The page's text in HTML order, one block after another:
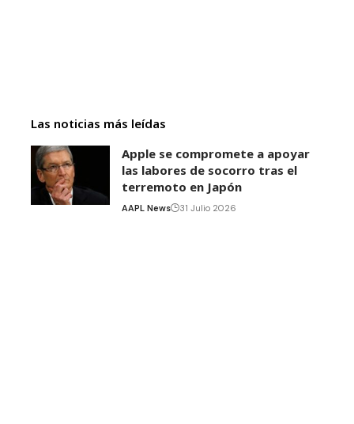
Las noticias más leídas
Apple se compromete a apoyar
las labores de socorro tras el
terremoto en Japón
AAPL News 31 Julio 2026